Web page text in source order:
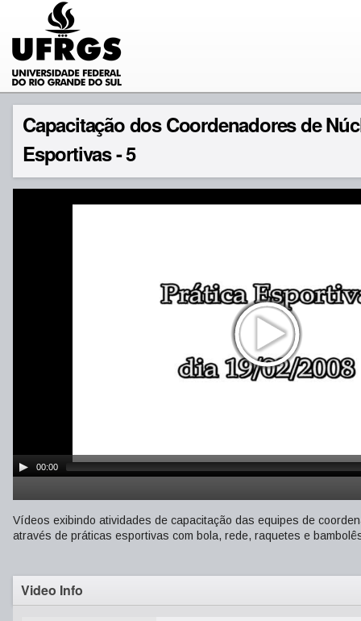
Capacitação dos Coordenadores de
Esportivas - 5
00:00
Vídeos exibindo atividades de capacitação das equipes de
através de práticas esportivas com bola, rede, raquetes e
Video Info